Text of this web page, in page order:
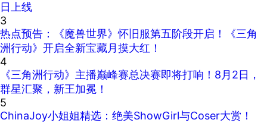
日上线
3
热点预告：《魔兽世界》怀旧服第五阶段开启！《三角
洲行动》开启全新宝藏月摸大红！
4
《三角洲行动》主播巅峰赛总决赛即将打响！8月2日，
群星汇聚，新王加冕！
5
ChinaJoy小姐姐精选：绝美ShowGirl与Coser大赏！